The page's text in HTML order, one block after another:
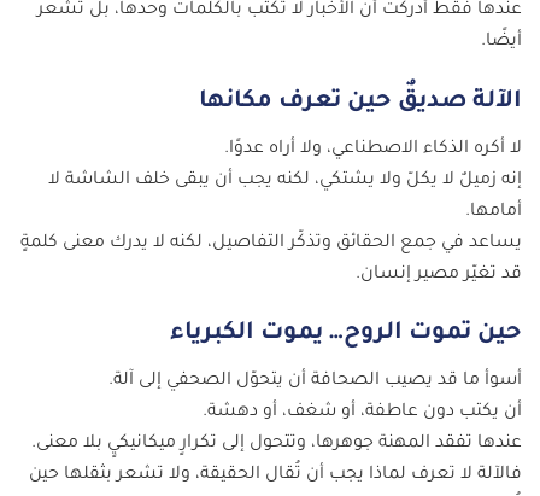
عندها فقط أدركت أن الأخبار لا تُكتب بالكلمات وحدها، بل تُشعر
أيضًا.
الآلة صديقٌ حين تعرف مكانها
لا أكره الذكاء الاصطناعي، ولا أراه عدوًا.
إنه زميلٌ لا يكلّ ولا يشتكي، لكنه يجب أن يبقى خلف الشاشة لا
أمامها.
يساعد في جمع الحقائق وتذكّر التفاصيل، لكنه لا يدرك معنى كلمةٍ
قد تغيّر مصير إنسان.
حين تموت الروح… يموت الكبرياء
أسوأ ما قد يصيب الصحافة أن يتحوّل الصحفي إلى آلة.
أن يكتب دون عاطفة، أو شغف، أو دهشة.
عندها تفقد المهنة جوهرها، وتتحول إلى تكرارٍ ميكانيكيٍ بلا معنى.
فالآلة لا تعرف لماذا يجب أن تُقال الحقيقة، ولا تشعر بثقلها حين